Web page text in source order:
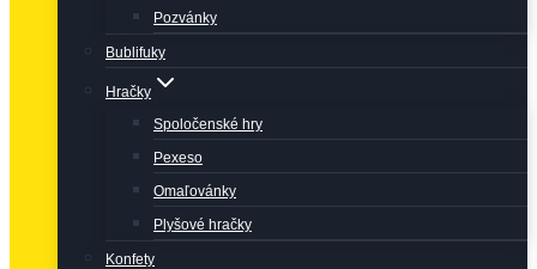
Pozvánky
Bublifuky
Hračky
Spoločenské hry
Pexeso
Omaľovánky
Plyšové hračky
Konfety